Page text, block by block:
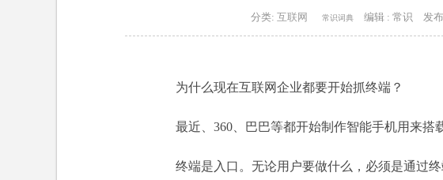
分类: 互联网 常识词典 编辑 : 常识 发
为什么现在互联网企业都要开始抓终端？
最近、360、巴巴等都开始制作智能手机用来搭
终端是入口。无论用户要做什么，必须是通过终